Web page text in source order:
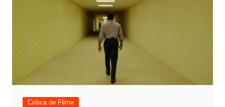
Crítica de Filme